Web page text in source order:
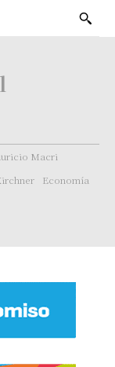
Macri
Economía